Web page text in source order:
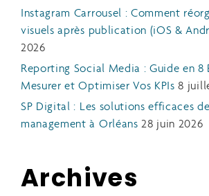
Instagram Carrousel : Comment
visuels après publication (iOS &
2026
Reporting Social Media : Guide en 8
Mesurer et Optimiser Vos KPIs 8
SP Digital : Les solutions efficaces
management à Orléans 28 juin 2026
Archives